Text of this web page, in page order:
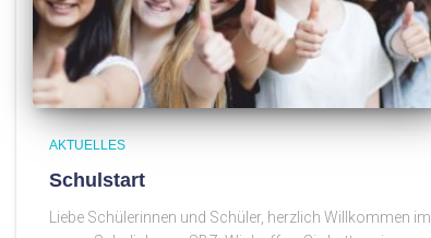
AKTUELLES
Schulstart
Liebe Schülerinnen und Schüler, herzlich Willkommen im